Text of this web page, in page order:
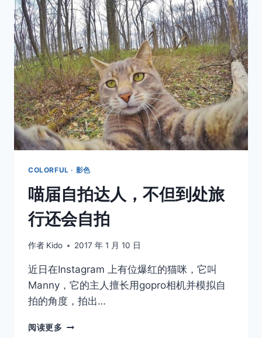
界，
你
等
凡
夫
俗
子
怎
能
懂？
COLORFUL · 影色
喵届自拍达人，不但到处旅
行还会自拍
作者 Kido 2017 年 1 月 10 日
近日在Instagram 上有位爆红的猫咪，它叫
Manny，它的主人擅长用gopro相机并模拟自
拍的角度，拍出…
阅读更多